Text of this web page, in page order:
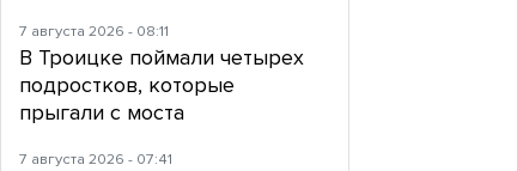
7 августа 2026 - 08:11
В Троицке поймали четырех
подростков, которые
прыгали с моста
7 августа 2026 - 07:41